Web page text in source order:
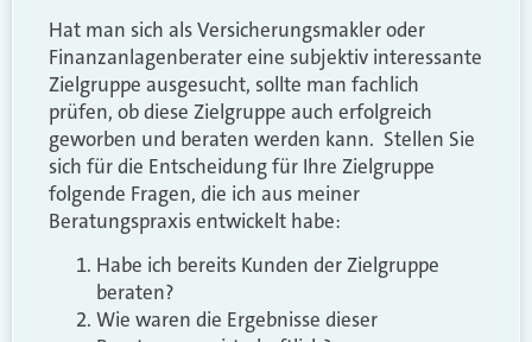
Hat man sich als Versicherungsmakler oder
Finanzanlagenberater eine subjektiv interessante
Zielgruppe ausgesucht, sollte man fachlich
prüfen, ob diese Zielgruppe auch erfolgreich
geworben und beraten werden kann. Stellen Sie
sich für die Entscheidung für Ihre Zielgruppe
folgende Fragen, die ich aus meiner
Beratungspraxis entwickelt habe:
Habe ich bereits Kunden der Zielgruppe
beraten?
Wie waren die Ergebnisse dieser